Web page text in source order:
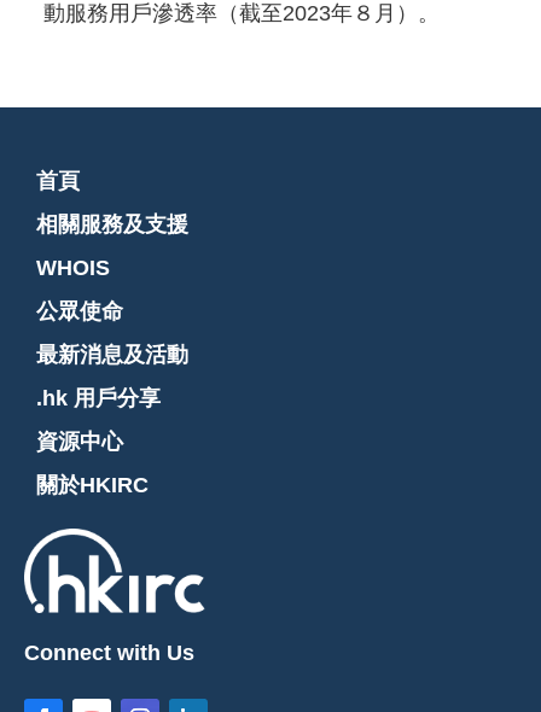
動服務用戶滲透率（截至2023年８月）。
首頁
相關服務及支援
WHOIS
公眾使命
最新消息及活動
.hk 用戶分享
資源中心
關於HKIRC
Connect with Us